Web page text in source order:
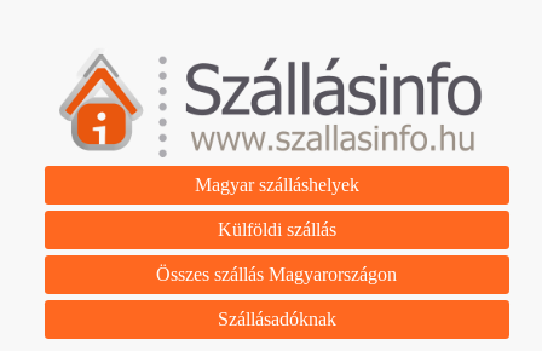
Magyar szálláshelyek
Külföldi szállás
Összes szállás Magyarországon
Szállásadóknak